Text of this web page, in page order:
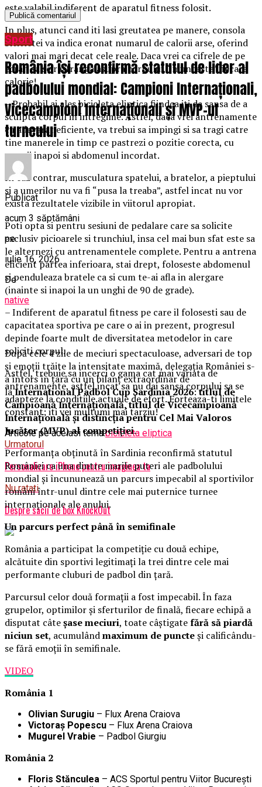
este valabil indiferent de aparatul fitness folosit.
In plus, atunci cand iti lasi greutatea pe manere, consola
bicicletei va indica eronat numarul de calorii arse, oferind
valori mai mari decat cele reale. Daca vrei ca cifrele de pe
ecran sa se rasfranga asupra corpului, “munceste” fiecare
calorie!
– Probabil ai ales bicicleta eliptica fiindca iti da sansa de a
sculpta corpul in intregime. Astfel, daca vrei antrenamente
cu adevarat eficiente, va trebui sa impingi si sa tragi catre
tine manerele in timp ce pastrezi o pozitie corecta, cu
umerii inapoi si abdomenul incordat.
In caz contrar, musculatura spatelui, a bratelor, a pieptului
si a umerilor nu va fi “pusa la treaba”, astfel incat nu vor
exista rezultatele vizibile in viitorul apropiat.
Poti opta si pentru sesiuni de pedalare care sa solicite
exclusiv picioarele si trunchiul, insa cel mai bun sfat este sa
le alternezi cu antrenamentele complete. Pentru a antrena
eficient partea inferioara, stai drept, foloseste abdomenul
si penduleaza bratele ca si cum te-ai afla in alergare
(inainte si inapoi la un unghi de 90 de grade).
– Indiferent de aparatul fitness pe care il folosesti sau de
capacitatea sportiva pe care o ai in prezent, progresul
depinde foarte mult de diversitatea metodelor in care
soliciti corpul.
Astfel, trebuie sa incerci o gama cat mai variata de
antrenamente, astfel incat sa nu dai sansa corpului sa se
adapteze la conditiile actuale de efort. Forteaza-ti limitele
constant; iti vei multumi mai tarziu!
Articole pe aceiasi tema:bicicleta eliptica
Urmatorul
Personalizare iPhone pentru imaginea ta
Nu ratati
Despre sacii de box KnockOut
Sport
România își reconfirmă statutul de lider al
padbolului mondial: Campioni Internaționali,
Vicecampioni Internaționali și MVP-ul
turneului
Publicat
acum 3 săptămâni
pe
iulie 16, 2026
De
native
După cele 4 zile de meciuri spectaculoase, adversari de top
și emoții trăite la intensitate maximă, delegația României s-
a întors în țară cu un bilanț extraordinar de
laInternational Padbol Cup Sardinia 2026:titlul de
Campioană Internațională, titlul de Vicecampioană
Internațională și distincția pentru Cel Mai Valoros
Jucător (MVP) al competiției.
Performanța obținută în Sardinia reconfirmă statutul
României ca una dintre marile puteri ale padbolului
mondial și încununează un parcurs impecabil al sportivilor
români într-unul dintre cele mai puternice turnee
internaționale ale anului.
Un parcurs perfect până în semifinale
România a participat la competiție cu două echipe,
alcătuite din sportivi legitimați la trei dintre cele mai
performante cluburi de padbol din țară.
Parcursul celor două formații a fost impecabil. În faza
grupelor, optimilor și sferturilor de finală, fiecare echipă a
disputat câteșase meciuri, toate câștigatefără să piardă
niciun set, acumulândmaximum de puncteși calificându-
se fără emoții în semifinale.
VIDEO
România 1
Olivian Surugiu – Flux Arena Craiova
Victoraș Popescu – Flux Arena Craiova
Mugurel Vrabie – Padbol Giurgiu
România 2
Floris Stănculea – ACS Sportul pentru Viitor București